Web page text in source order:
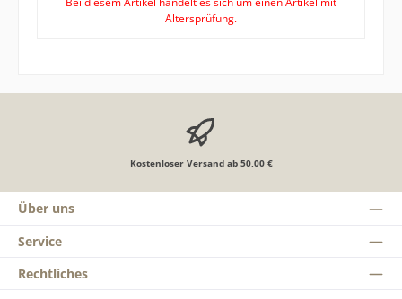
Altersprüfung.
Kostenloser Versand ab 50,00 €
Über uns
Service
Rechtliches